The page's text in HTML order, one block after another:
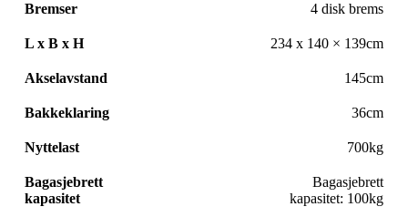
Bremser 4 disk brems
L x B x H 234 x 140 × 139cm
Akselavstand 145cm
Bakkeklaring 36cm
Nyttelast 700kg
Bagasjebrett
kapasitet
Bagasjebrett
kapasitet: 100kg